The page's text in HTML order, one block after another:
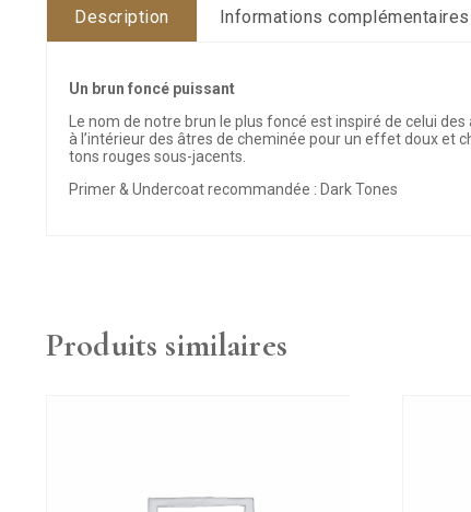
Description Informations complémentaires
Un brun foncé puissant
Le nom de notre brun le plus foncé est inspiré de celui
à l’intérieur des âtres de cheminée pour un effet doux et
tons rouges sous-jacents.
Primer & Undercoat recommandée : Dark Tones
Produits similaires